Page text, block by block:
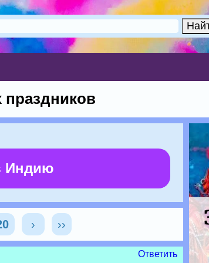
праздников
Индию
› ››
Ответить